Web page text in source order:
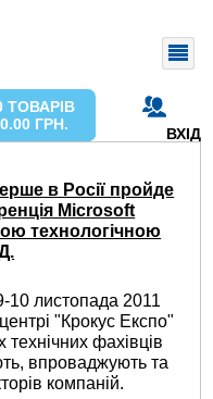
ВХІД
ТОВАРІВ
0.00 ГРН.
в Росії пройде
Microsoft
технологічною
10 листопада 2011
"Крокус Експо"
фахівців
впроваджують та
компаній.